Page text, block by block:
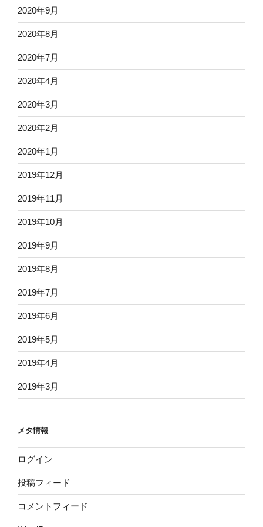
2020年9月
2020年8月
2020年7月
2020年4月
2020年3月
2020年2月
2020年1月
2019年12月
2019年11月
2019年10月
2019年9月
2019年8月
2019年7月
2019年6月
2019年5月
2019年4月
2019年3月
メタ情報
ログイン
投稿フィード
コメントフィード